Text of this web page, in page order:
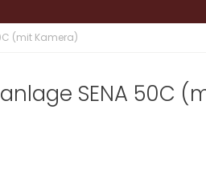
(mit Kamera)
SENA 50C